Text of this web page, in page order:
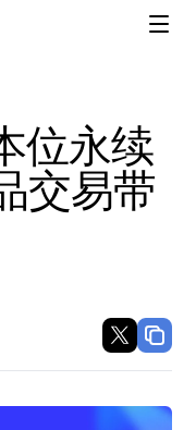
位永续
交易带